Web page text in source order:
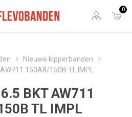
0
Nieuwe kipperbanden
150A8/150B TL IMPL
BKT AW711
TL IMPL